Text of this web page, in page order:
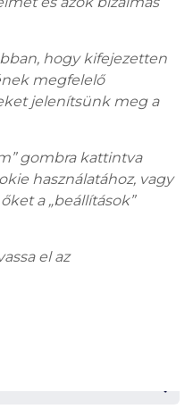
hogy kifejezetten
megfelelő
jelenítsünk meg a
gombra kattintva
használatához, vagy
a „beállítások”
el az